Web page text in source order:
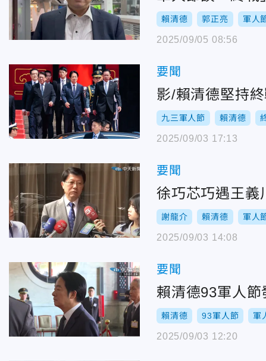
賴清德 郭正亮 軍人
2025/09/05 08:56
要聞
影/賴清德堅持
九三軍人節 賴清德
2025/09/03 17:13
要聞
徐巧芯巧遇王
謝龍介 賴清德 軍人
2025/09/03 14:08
要聞
賴清德93軍人
賴清德 93軍人節 軍
2025/09/03 12:20